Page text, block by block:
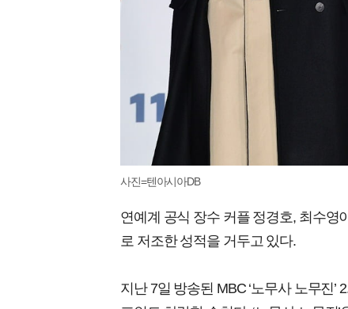
사진=텐아시아DB
연예계 공식 장수 커플 정경호, 최수영
로 저조한 성적을 거두고 있다.
지난 7일 방송된 MBC ‘노무사 노무진